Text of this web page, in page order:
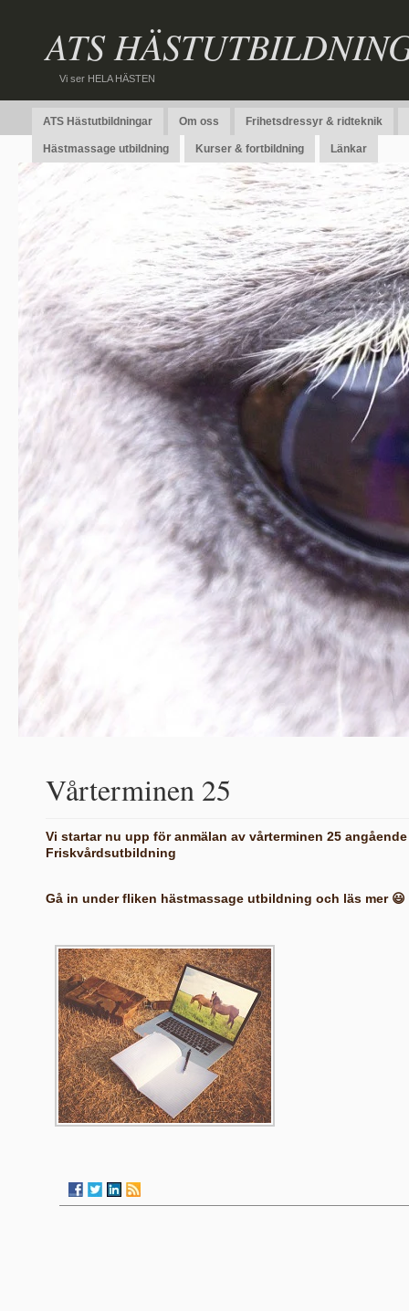
ATS
Vi ser HELA HÄSTEN
ATS Hästutbildningar Om oss Frihetsdressyr & ridteknik
Hästmassage utbildning Kurser & fortbildning Länkar
Vårterminen 25
Vi startar nu upp för anmälan av vårterminen 25
Friskvårdsutbildning
Gå in under fliken hästmassage utbildning och läs mer 😃